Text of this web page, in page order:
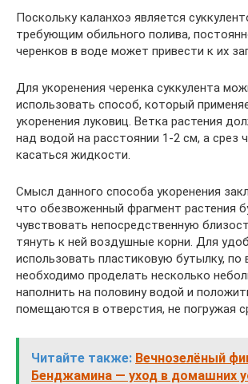
Поскольку каланхоэ является
требующим обильного полива,
черенков в воде может привести к их
Для укоренения черенка суккулента
использовать способ, который
укоренения луковиц. Ветка растения
над водой на расстоянии 1-2 см, а срез
касаться жидкости.
Смысл данного способа укоренения
что обезвоженный фрагмент растения
чувствовать непосредственную
тянуть к ней воздушные корни. Для
использовать пластиковую бутылку, по
необходимо проделать несколько
наполнить на половину водой и
помещаются в отверстия, не погружая
Читайте также: Вечнозелёный
Бенджамина — уход в домашних